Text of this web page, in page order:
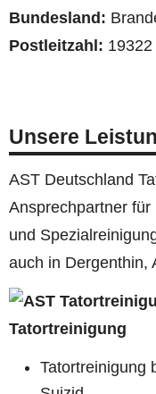
Bundesland:
Postleitzahl: 19322
Unsere
AST Deutschland
Ansprechpartner für
und
auch in Dergenthin,
Tatortreinigung
Tatortreinigung